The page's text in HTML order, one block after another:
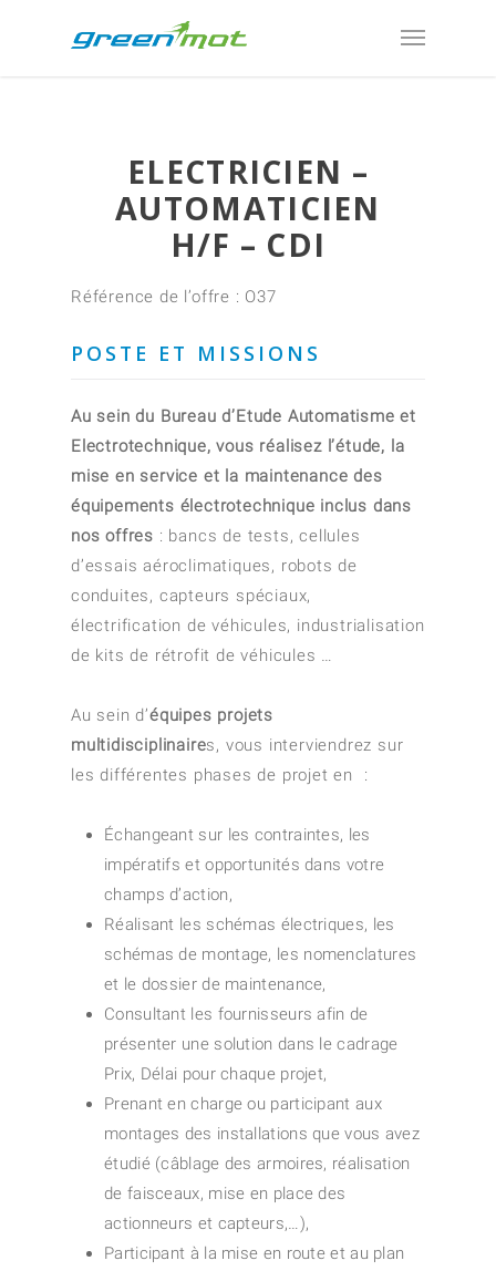
ELECTRICIEN –
AUTOMATICIEN
H/F – CDI
Référence de l’offre : O37
POSTE ET MISSIONS
Au sein du Bureau d’Etude Automatisme et
Electrotechnique, vous réalisez l’étude, la
mise en service et la maintenance des
équipements électrotechnique inclus dans
nos offres : bancs de tests, cellules
d’essais aéroclimatiques, robots de
conduites, capteurs spéciaux,
électrification de véhicules, industrialisation
de kits de rétrofit de véhicules …
Au sein d’équipes projets
multidisciplinaires, vous interviendrez sur
les différentes phases de projet en :
Échangeant sur les contraintes, les
impératifs et opportunités dans votre
champs d’action,
Réalisant les schémas électriques, les
schémas de montage, les nomenclatures
et le dossier de maintenance,
Consultant les fournisseurs afin de
présenter une solution dans le cadrage
Prix, Délai pour chaque projet,
Prenant en charge ou participant aux
montages des installations que vous avez
étudié (câblage des armoires, réalisation
de faisceaux, mise en place des
actionneurs et capteurs,…),
Participant à la mise en route et au plan